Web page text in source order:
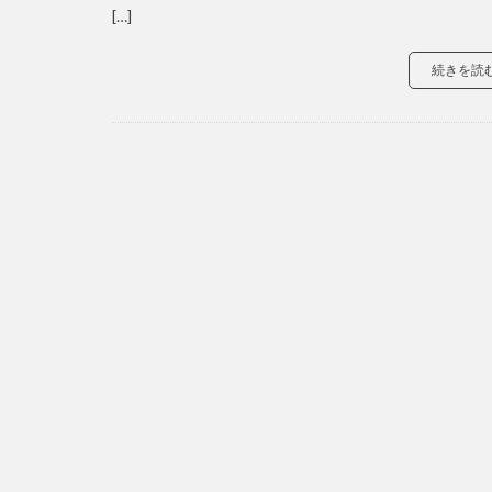
[…]
続きを読